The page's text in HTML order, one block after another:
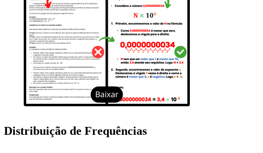
Distribuição de Frequências